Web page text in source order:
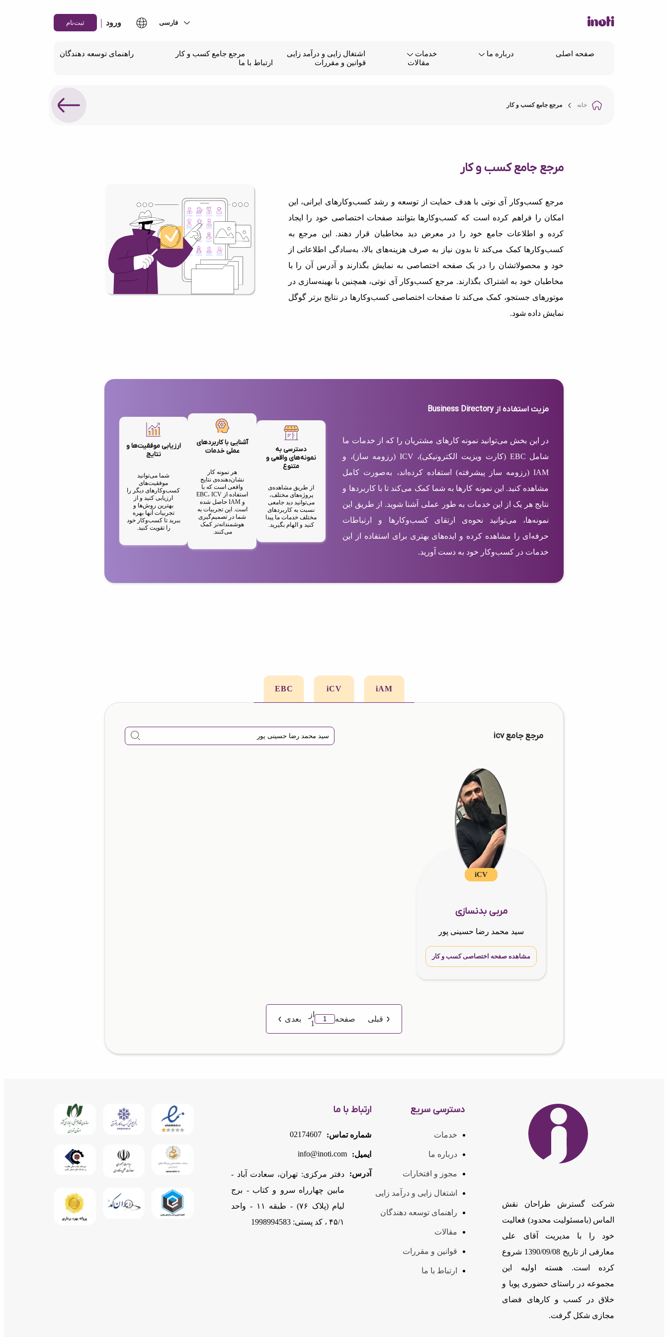
ورود | ثبت‌نام
صفحه اصلی درباره ما خدمات اشتغال زایی و درآمد زایی مرجع جامع کسب و کار
راهنمای توسعه دهندگان
مقالات
قوانین و مقررات ارتباط با ما
خانه مرجع جامع کسب و کار
مرجع جامع کسب و کار
مرجع کسب‌وکار آی نوتی با هدف حمایت از توسعه و رشد کسب‌وکارهای ایرانی، این
امکان را فراهم کرده است که کسب‌وکارها بتوانند صفحات اختصاصی خود را ایجاد
کرده و اطلاعات جامع خود را در معرض دید مخاطبان قرار دهند. این مرجع به
کسب‌وکارها کمک می‌کند تا بدون نیاز به صرف هزینه‌های بالا، به‌سادگی اطلاعاتی از
خود و محصولاتشان را در یک صفحه اختصاصی به نمایش بگذارند و آدرس آن را با
مخاطبان خود به اشتراک بگذارند. مرجع کسب‌وکار آی نوتی، همچنین با بهینه‌سازی در
موتورهای جستجو، کمک می‌کند تا صفحات اختصاصی کسب‌وکارها در نتایج برتر گوگل
نمایش داده شود.
مزیت استفاده از Business Directory
در این بخش می‌توانید نمونه کارهای مشتریان را که از خدمات ما
شامل EBC (کارت ویزیت الکترونیکی)، ICV (رزومه ساز)، و
IAM (رزومه ساز پیشرفته) استفاده کرده‌اند، به‌صورت کامل
مشاهده کنید. این نمونه کارها به شما کمک می‌کند تا با کاربردها و
نتایج هر یک از این خدمات به طور عملی آشنا شوید. از طریق این
نمونه‌ها، می‌توانید نحوه‌ی ارتقای کسب‌وکارها و ارتباطات
حرفه‌ای را مشاهده کرده و ایده‌های بهتری برای استفاده از این
خدمات در کسب‌وکار خود به دست آورید.
دسترسی به
نمونه‌های واقعی و
متنوع
از طریق مشاهده‌ی
پروژه‌های مختلف،
می‌توانید دید جامعی
نسبت به کاربردهای
مختلف خدمات ما پیدا
کنید و الهام بگیرید.
آشنایی با کاربردهای
عملی خدمات
هر نمونه کار
نشان‌دهنده‌ی نتایج
واقعی است که با
استفاده از EBC، ICV
و IAM حاصل شده
است. این تجربیات به
شما در تصمیم‌گیری
هوشمندانه‌تر کمک
می‌کنند.
ارزیابی موفقیت‌ها و
نتایج
شما می‌توانید
موفقیت‌های
کسب‌وکارهای دیگر را
ارزیابی کنید و از
بهترین روش‌ها و
تجربیات آنها بهره
ببرید تا کسب‌وکار خود
را تقویت کنید.
iAM
iCV
EBC
مرجع جامع icv
iCV
مربی بدنسازی
سید محمد رضا حسینی پور
مشاهده صفحه اختصاصی کسب و کار
قبلی صفحه
از
1
بعدی
شرکت گسترش طراحان نقش
الماس (بامسئوليت محدود) فعالیت
خود را با مدیریت آقای علی
معارفی از تاریخ 1390/09/08 شروع
کرده است. هسته اولیه این
مجموعه در راستای حضوری پویا و
خلاق در کسب و کارهای فضای
مجازی شکل گرفت.
دسترسی سریع
خدمات
درباره ما
مجوز و افتخارات
اشتغال زایی و درآمد زایی
راهنمای توسعه دهندگان
مقالات
قوانین و مقررات
ارتباط با ما
ارتباط با ما
شماره تماس: 02174607
ایمیل: info@inoti.com
آدرس:
دفتر مرکزی: تهران، سعادت آباد -
مابین چهارراه سرو و کتاب - برج
لیام (پلاک ۷۶) - طبقه ۱۱ - واحد
۴۵/۱ ، کد پستی: 1998994583